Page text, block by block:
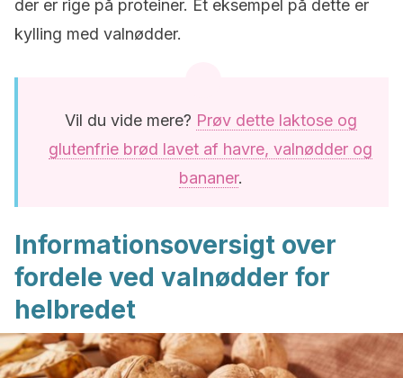
der er rige på proteiner. Et eksempel på dette er
kylling med valnødder.
Vil du vide mere? Prøv dette laktose og
glutenfrie brød lavet af havre, valnødder og
bananer.
Informationsoversigt over
fordele ved valnødder for
helbredet